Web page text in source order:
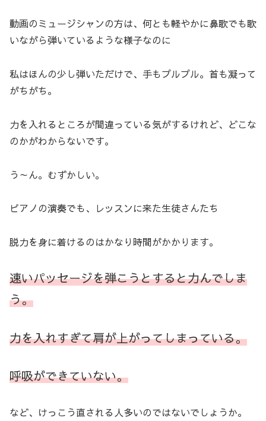
動画のミュージシャンの方は、何とも軽やかに鼻歌でも歌
いながら弾いているような様子なのに
私はほんの少し弾いただけで、手もプルプル。首も凝って
がちがち。
力を入れるところが間違っている気がするけれど、どこな
のかがわからないです。
う～ん。むずかしい。
ピアノの演奏でも、レッスンに来た生徒さんたち
脱力を身に着けるのはかなり時間がかかります。
速いパッセージを弾こうとすると力んでしま
う。
力を入れすぎて肩が上がってしまっている。
呼吸ができていない。
など、けっこう直される人多いのではないでしょうか。